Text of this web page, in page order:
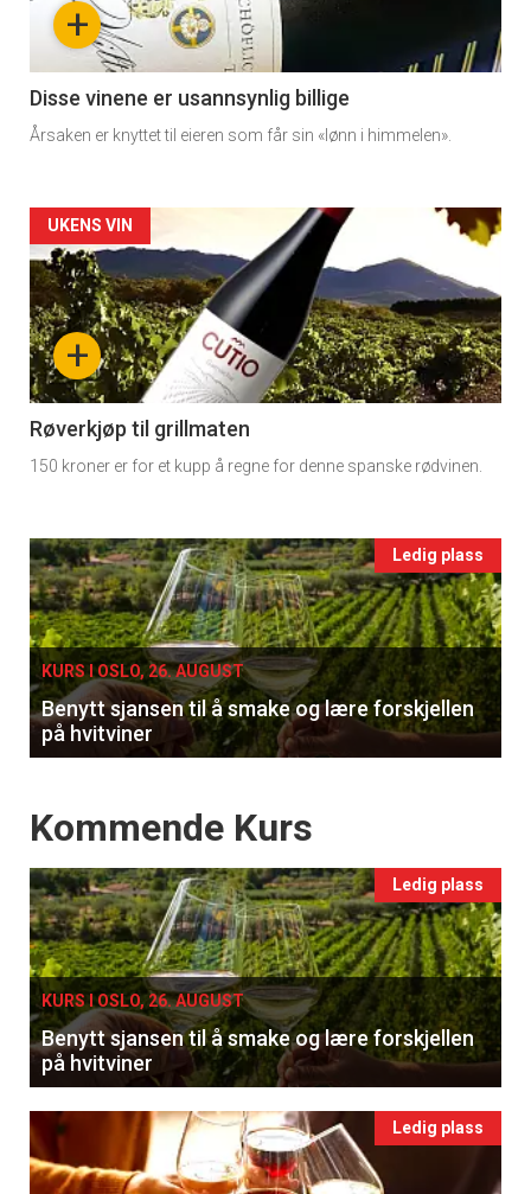
section
11
Dagens
rett
2
+
Disse vinene er usannsynlig billige
Årsaken er knyttet til eieren som får sin «lønn i himmelen».
Artikler
detail
-
section
11
Ukens
vin
+
UKENS VIN
Røverkjøp til grillmaten
150 kroner er for et kupp å regne for denne spanske rødvinen.
Events
single
Ledig plass
KURS I OSLO, 26. AUGUST
Benytt sjansen til å smake og lære forskjellen
på hvitviner
Events
Kommende Kurs
Ledig plass
KURS I OSLO, 26. AUGUST
Benytt sjansen til å smake og lære forskjellen
på hvitviner
Ledig plass